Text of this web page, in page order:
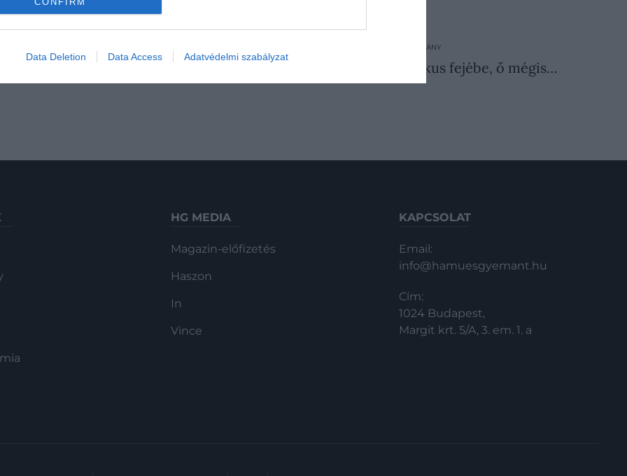
Data Deletion Data Access Adatvédelmi szabályzat
EINSTEIN TÉRKÉP TUDOMÁNY
miközben
2026. AUGUSZTUS 7. ● TUDOMÁNY
Protonnyaláb fúródott a szovjet fizikus fejébe, ő mégis…
HG MEDIA
Magazin-előfizetés
Haszon
In
Vince
KAPCSOLAT
Email:
info@hamuesgyemant.hu
Cím:
1024 Budapest,
Margit krt. 5/A, 3. em. 1. a